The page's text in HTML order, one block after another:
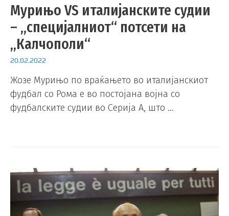
Мурињо VS италијанските судии
– „специјалниот“ потсети на
„Калчополи“
20.02.2022
Жозе Мурињо по враќањето во италијанскиот
фудбал со Рома е во постојана војна со
фудбалските судии во Серија А, што …